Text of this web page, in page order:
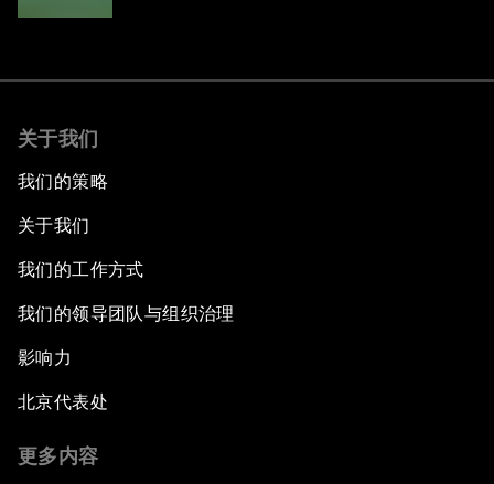
关于我们
我们的策略
关于我们
我们的工作方式
我们的领导团队与组织治理
影响力
北京代表处
更多内容